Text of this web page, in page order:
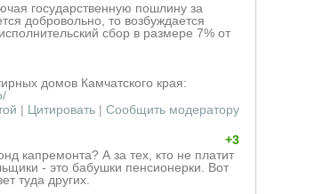
государственную пошлину за
добровольно, то возбуждается
сбор в размере 7% от
домов Камчатского края:
| Цитировать| Сообщить модератору
+3
капремонта? А за тех, кто не платит
- это бабушки пенсионерки. Вот
туда других.